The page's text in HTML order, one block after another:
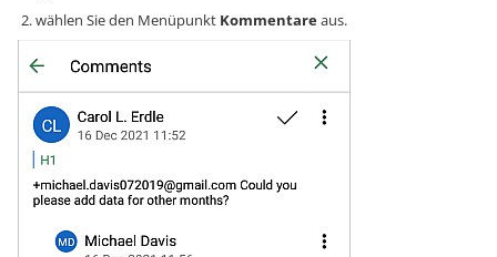
wählen Sie den Menüpunkt Kommentareaus.